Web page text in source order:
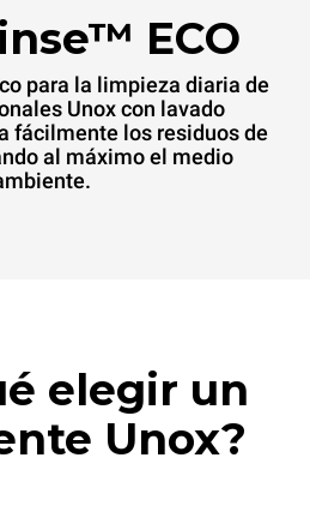
ECO
para la limpieza diaria de
Unox con lavado
fácilmente los residuos de
al máximo el medio
elegir un
Unox?